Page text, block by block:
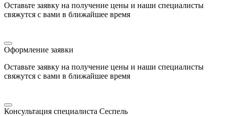
Оставьте заявку на получение цены и наши специалисты
свяжутся с вами в ближайшее время
Оформление заявки
Оставьте заявку на получение цены и наши специалисты
свяжутся с вами в ближайшее время
Консультация специалиста Сеспель